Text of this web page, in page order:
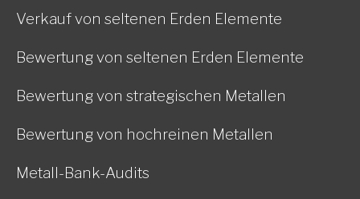
Verkauf von seltenen Erden Elemente
Bewertung von seltenen Erden Elemente
Bewertung von strategischen Metallen
Bewertung von hochreinen Metallen
Metall-Bank-Audits